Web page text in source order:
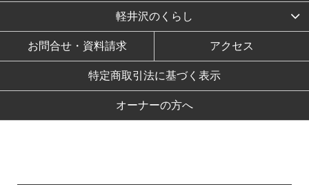
軽井沢のくらし
お問合せ・資料請求 アクセス
特定商取引法に基づく表示
オーナーの方へ